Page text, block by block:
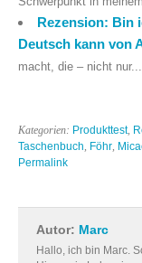
Rezension: Bin
Deutsch kann von
macht, die – nicht nur...
Kategorien: Produkttest,
Taschenbuch, Föhr,
Permalink
Autor: Marc
Hallo, ich bin Marc.